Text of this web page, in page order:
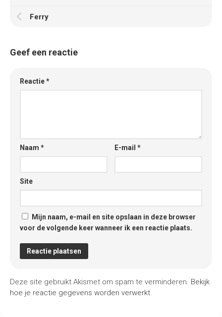
Ferry
Geef een reactie
Reactie*
Naam * E-mail*
Site
Mijn naam, e-mail en site opslaan in deze browser
voor de volgende keer wanneer ik een reactie plaats.
Deze site gebruikt Akismet om spam te verminderen. Bekijk
hoe je reactie gegevens worden verwerkt.